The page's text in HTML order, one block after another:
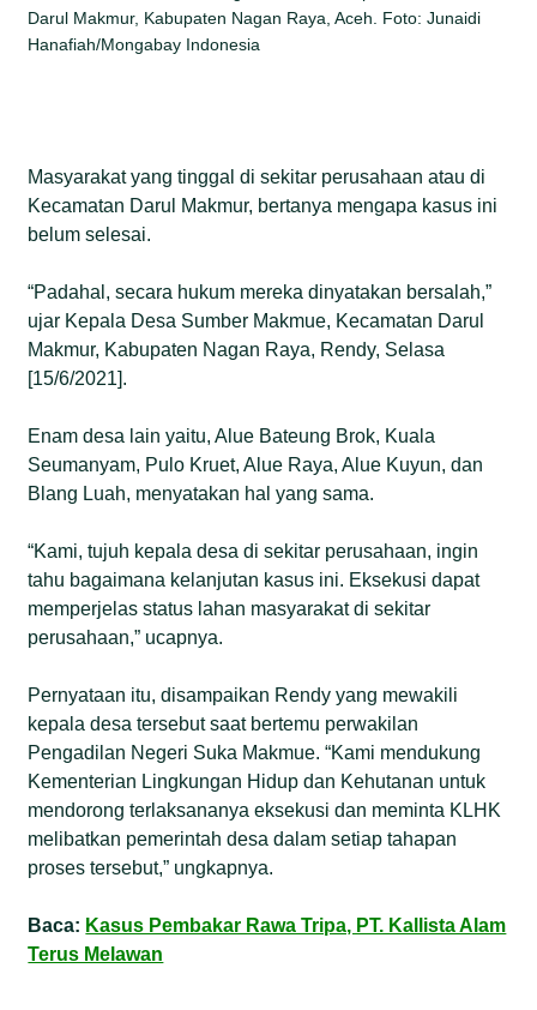
Darul Makmur, Kabupaten Nagan Raya, Aceh. Foto: Junaidi
Hanafiah/Mongabay Indonesia
Masyarakat yang tinggal di sekitar perusahaan atau di
Kecamatan Darul Makmur, bertanya mengapa kasus ini
belum selesai.
“Padahal, secara hukum mereka dinyatakan bersalah,”
ujar Kepala Desa Sumber Makmue, Kecamatan Darul
Makmur, Kabupaten Nagan Raya, Rendy, Selasa
[15/6/2021].
Enam desa lain yaitu, Alue Bateung Brok, Kuala
Seumanyam, Pulo Kruet, Alue Raya, Alue Kuyun, dan
Blang Luah, menyatakan hal yang sama.
“Kami, tujuh kepala desa di sekitar perusahaan, ingin
tahu bagaimana kelanjutan kasus ini. Eksekusi dapat
memperjelas status lahan masyarakat di sekitar
perusahaan,” ucapnya.
Pernyataan itu, disampaikan Rendy yang mewakili
kepala desa tersebut saat bertemu perwakilan
Pengadilan Negeri Suka Makmue. “Kami mendukung
Kementerian Lingkungan Hidup dan Kehutanan untuk
mendorong terlaksananya eksekusi dan meminta KLHK
melibatkan pemerintah desa dalam setiap tahapan
proses tersebut,” ungkapnya.
Baca: Kasus Pembakar Rawa Tripa, PT. Kallista Alam
Terus Melawan